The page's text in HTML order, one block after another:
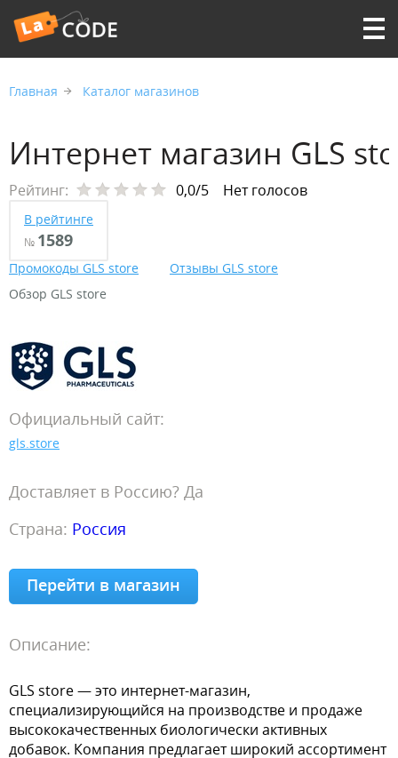
Главная Каталог магазинов
Интернет магазин GLS
Рейтинг: 0,0/5 Нет голосов
В рейтинге
№ 1589
Промокоды GLS store
Отзывы GLS store
Обзор GLS store
Официальный сайт:
gls.store
Доставляет в Россию? Да
Страна: Россия
Перейти в магазин
Описание:
GLS store — это интернет-магазин,
специализирующийся на производстве и продаже
высококачественных биологически активных
добавок. Компания предлагает широкий ассортимент